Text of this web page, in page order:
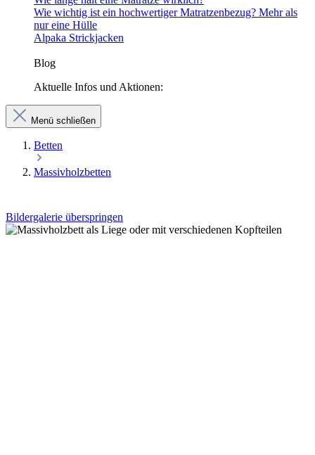
Wie wichtig ist ein hochwertiger Matratzenbezug? Mehr als
nur eine Hülle
Alpaka Strickjacken
Blog
Aktuelle Infos und Aktionen:
Menü schließen
Betten
Massivholzbetten
Bildergalerie überspringen